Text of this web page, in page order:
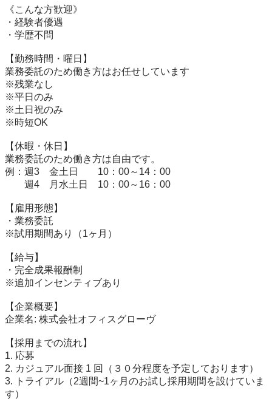
《こんな方歓迎》
・経験者優遇
・学歴不問
【勤務時間・曜日】
業務委託のため働き方はお任せしています
※残業なし
※平日のみ
※土日祝のみ
※時短OK
【休暇・休日】
業務委託のため働き方は自由です。
例：週3　金土日　　10：00～14：00
週4　月水土日　10：00～16：00
【雇用形態】
・業務委託
※試用期間あり（1ヶ月）
【給与】
・完全成果報酬制
※追加インセンティブあり
【企業概要】
企業名: 株式会社オフィスグローヴ
【採用までの流れ】
1. 応募
2. カジュアル面接 1 回（３０分程度を予定しております）
3. トライアル（2週間~1ヶ月のお試し採用期間を設けていま
す）